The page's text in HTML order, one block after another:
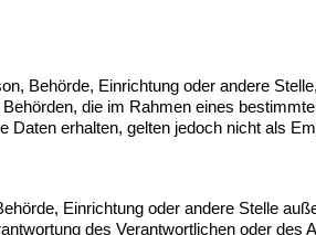
Behörde, Einrichtung oder andere
die im Rahmen eines
erhalten, gelten jedoch nicht als
Einrichtung oder andere Stelle
des Verantwortlichen oder